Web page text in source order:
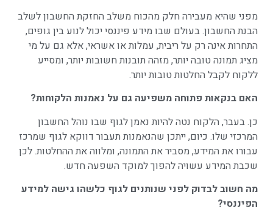
מפני שהיא מעבירה חלק מהכוח משלב החזקת החשבון לשלב
הבנת החשבון. בעולם שבו מידע פיננסי יכול לנוע בין גופים,
התחרות אינה רק על ריבית, עמלות או אשראי, אלא גם על מי
מציג תמונה טובה יותר, מזהה תובנות חשובות יותר, ומסייע
ללקוח לקבל החלטות טובות יותר.
האם בנקאות פתוחה משפיעה גם על נאמנות הלקוחות?
כן. בעבר, הלקוח נטה להיות נאמן לגוף שבו נוהל החשבון
המרכזי שלו. כיום, ייתכן שהנאמנות תעבור דווקא לגוף שמרכז
עבורו את המידע, מסביר את התמונה, ומלווה את ההחלטות. לכן
שכבת המידע עשויה להפוך למוקד השפעה חדש.
מה חשוב לבדוק לפני שנותנים לגוף כלשהו גישה למידע
הפיננסי?